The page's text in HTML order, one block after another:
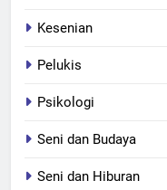
Kesenian
Pelukis
Psikologi
Seni dan Budaya
Seni dan Hiburan